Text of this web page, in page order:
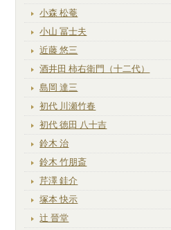
小森 松菴
小山 冨士夫
近藤 悠三
酒井田 柿右衛門（十二代）
島岡 達三
初代 川瀬竹春
初代 徳田 八十吉
鈴木 治
鈴木 竹朋斎
芹澤 銈介
塚本 快示
辻 晉堂